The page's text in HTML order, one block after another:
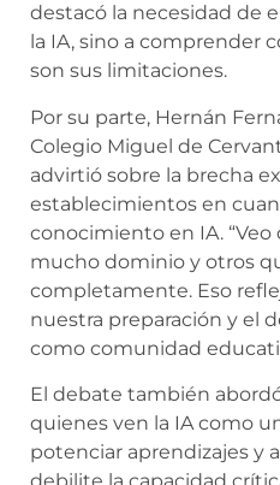
destacó la necesidad de
la IA, sino a comprender
son sus limitaciones.
Por su parte, Hernán
Colegio Miguel de
advirtió sobre la brecha
establecimientos en
conocimiento en IA.
mucho dominio y otros
completamente. Eso
nuestra preparación y el
como comunidad
El debate también
quienes ven la IA como
potenciar aprendizajes y